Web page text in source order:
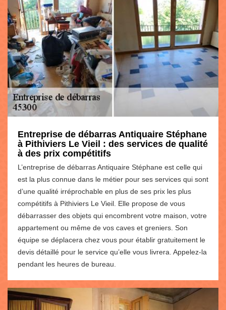
Entreprise de débarras Antiquaire Stéphane
à Pithiviers Le Vieil : des services de qualité
à des prix compétitifs
L’entreprise de débarras Antiquaire Stéphane est celle qui
est la plus connue dans le métier pour ses services qui sont
d’une qualité irréprochable en plus de ses prix les plus
compétitifs à Pithiviers Le Vieil. Elle propose de vous
débarrasser des objets qui encombrent votre maison, votre
appartement ou même de vos caves et greniers. Son
équipe se déplacera chez vous pour établir gratuitement le
devis détaillé pour le service qu’elle vous livrera. Appelez-la
pendant les heures de bureau.